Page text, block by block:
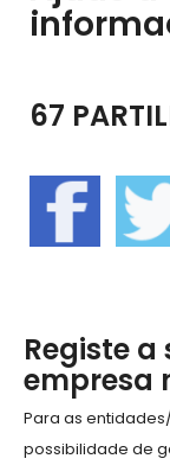
67
Registe
empresa
Para as
possibilidade de